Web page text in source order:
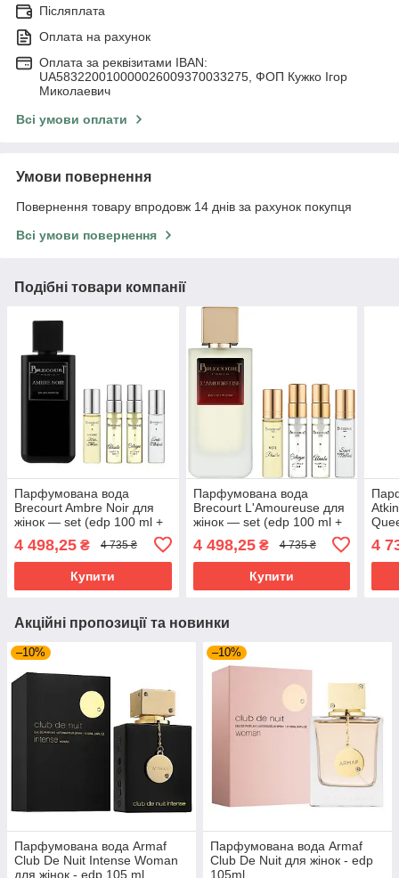
Післяплата
Оплата на рахунок
Оплата за реквізитами IBAN:
UA583220010000026009370033275, ФОП Кужко Ігор
Миколаевич
Всі умови оплати
Умови повернення
Повернення товару впродовж 14 днів за рахунок покупця
Всі умови повернення
Подібні товари компанії
Парфумована вода
Brecourt Ambre Noir для
жінок — set (edp 100 ml +
edp 7 ml * 2 + edp 5 ml * 2)
4 498,25 ₴ 4 735 ₴
Купити
Парфумована вода
Brecourt L'Amoureuse для
жінок — set (edp 100 ml +
edp 7 ml * 2 + edp 5 ml * 2)
4 498,25₴ 4 735 ₴
Купити
4
Акційні пропозиції та новинки
–10%
Парфумована вода Armaf
Club De Nuit Intense Woman
для жінок - edp 105 ml
–10%
Парфумована вода Armaf
Club De Nuit для жінок - edp
105ml